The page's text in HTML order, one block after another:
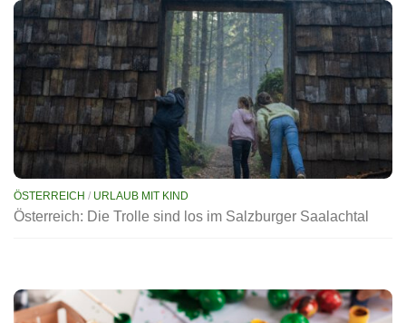
ÖSTERREICH / URLAUB MIT KIND
Österreich: Die Trolle sind los im Salzburger Saalachtal